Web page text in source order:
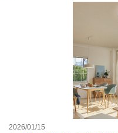
2026/01/15